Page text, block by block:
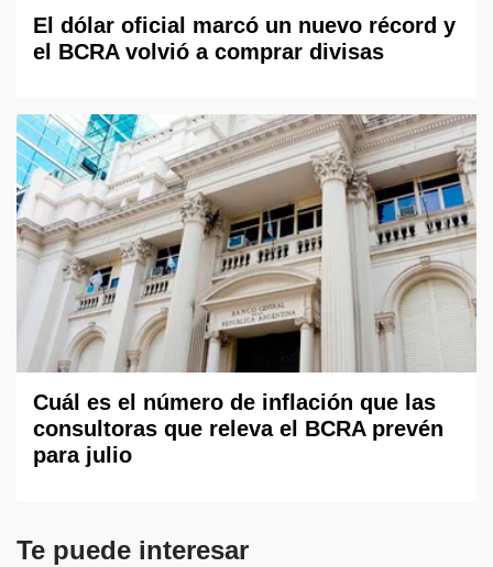
El dólar oficial marcó un nuevo récord y
el BCRA volvió a comprar divisas
Cuál es el número de inflación que las
consultoras que releva el BCRA prevén
para julio
Te puede interesar